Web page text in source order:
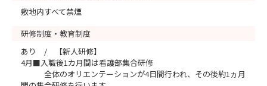
敷地内すべて禁煙
研修制度・教育制度
あり / 【新人研修】
4月■入職後1カ月間は看護部集合研修
全体のオリエンテーションが4日間行われ、その後約1ヵ月